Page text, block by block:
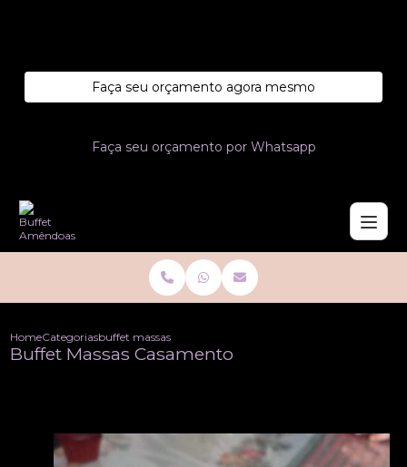
Faça seu orçamento agora mesmo
Faça seu orçamento por Whatsapp
HomeCategoriasbuffet massas casamento
Buffet Massas Casamento